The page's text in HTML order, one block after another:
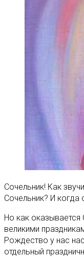
Сочельник! Как
Сочельник? И когда
Но как оказывается
великими
Рождество у нас
отдельный